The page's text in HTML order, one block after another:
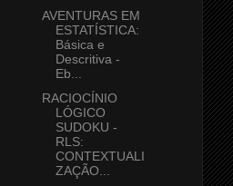
AVENTURAS EM
ESTATÍSTICA:
Básica e
Descritiva -
Eb...
RACIOCÍNIO
LÓGICO
SUDOKU -
RLS:
CONTEXTUALI
ZAÇÃO...